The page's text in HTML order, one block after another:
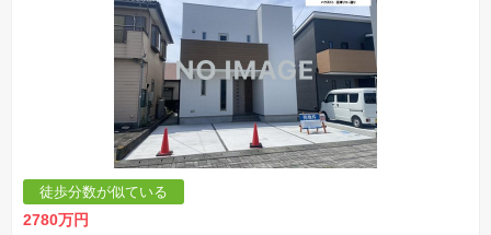
徒歩分数が似ている
2780万円